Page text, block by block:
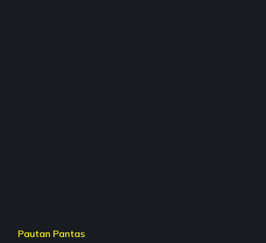
Pautan Pantas